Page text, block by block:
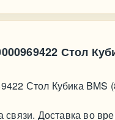
Стол
Стол Кубика BMS
Доставка во